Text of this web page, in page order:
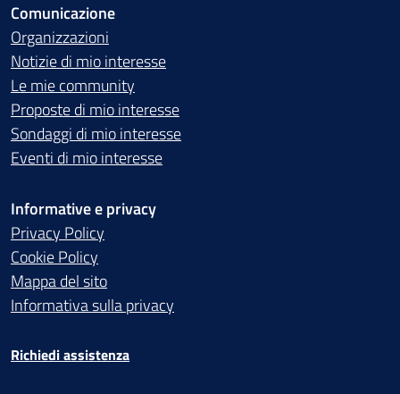
Comunicazione
Organizzazioni
Notizie di mio interesse
Le mie community
Proposte di mio interesse
Sondaggi di mio interesse
Eventi di mio interesse
Informative e privacy
Privacy Policy
Cookie Policy
Mappa del sito
Informativa sulla privacy
Richiedi assistenza